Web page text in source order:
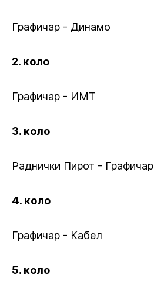
Графичар - Динамо
2. коло
Графичар - ИМТ
3. коло
Раднички Пирот - Графичар
4. коло
Графичар - Кабел
5. коло